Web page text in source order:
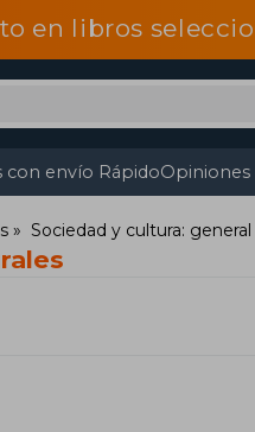
en libros
con envío RápidoOpiniones
Sociedad y cultura: general